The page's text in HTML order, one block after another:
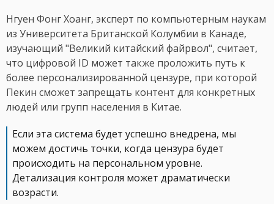
Нгуен Фонг Хоанг, эксперт по компьютерным наукам
из Университета Британской Колумбии в Канаде,
изучающий "Великий китайский файрвол", считает,
что цифровой ID может также проложить путь к
более персонализированной цензуре, при которой
Пекин сможет запрещать контент для конкретных
людей или групп населения в Китае.
Если эта система будет успешно внедрена, мы
можем достичь точки, когда цензура будет
происходить на персональном уровне.
Детализация контроля может драматически
возрасти.